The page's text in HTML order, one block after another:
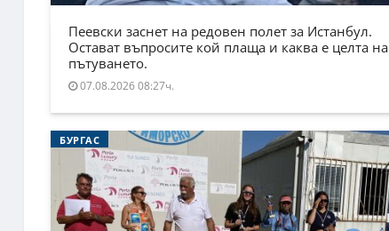
Пеевски заснет на редовен полет за Истанбул.
Остават въпросите кой плаща и каква е целта на
пътуването.
07.08.2026 08:27ч.
БУРГАС